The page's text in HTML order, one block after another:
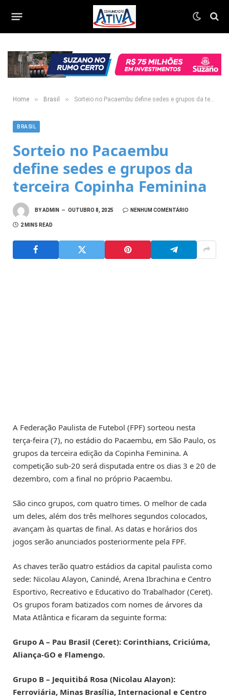
Home » Brasil » Sorteio no Pacaembu define sedes e grupos da terceira Copinha Feminina
BRASIL
Sorteio no Pacaembu
define sedes e grupos da
terceira Copinha Feminina
BYADMIN OUTUBRO 8, 2025 NENHUM COMENTÁRIO
2 MINS READ
A Federação Paulista de Futebol (FPF) sorteou nesta
terça-feira (7), no estádio do Pacaembu, em São Paulo, os
grupos da terceira edição da Copinha Feminina. A
competição sub-20 será disputada entre os dias 3 e 20 de
dezembro, com a final no próprio Pacaembu.
São cinco grupos, com quatro times. O melhor de cada
um deles, além dos três melhores segundos colocados,
avançam às quartas de final. As datas e horários dos
jogos serão anunciados posteriormente pela FPF.
As chaves terão quatro estádios da capital paulista como
sede: Nicolau Alayon, Canindé, Arena Ibrachina e Centro
Esportivo, Recreativo e Educativo do Trabalhador (Ceret).
Os grupos foram batizados com nomes de árvores da
Mata Atlântica e ficaram da seguinte forma:
Grupo A – Pau Brasil (Ceret): Corinthians, Criciúma,
Aliança-GO e Flamengo.
Grupo B – Jequitibá Rosa (Nicolau Alayon):
Ferroviária, Minas Brasília, Internacional e Centro